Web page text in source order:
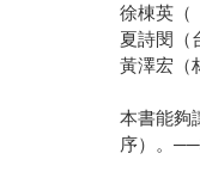
徐棟英（
夏詩閔（
黃澤宏（
本書能夠
序）。